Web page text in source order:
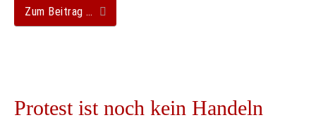
Zum Beitrag …
Protest ist noch kein Handeln